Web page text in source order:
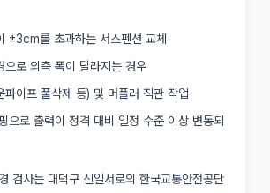
±3cm를 초과하는 서스펜션 교체
으로 외측 폭이 달라지는 경우
파이프 풀삭제 등) 및 머플러 직관 작업
으로 출력이 정격 대비 일정 수준 이상 변동되
검사는 대덕구 신일서로의 한국교통안전공단